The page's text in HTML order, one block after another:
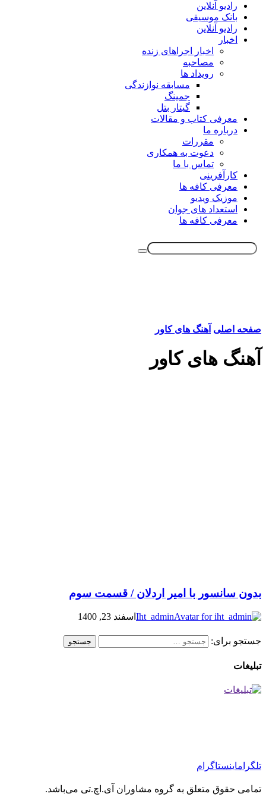
رادیو آنلاین
بانک موسیقی
رادیو آنلاین
اخبار
اخبار اجراهای زنده
مصاحبه
رویداد ها
مسابقه نوازندگی
جمینگ
گیتار بتل
معرفی کتاب و مقالات
درباره ما
مقررات
دعوت به همکاری
تماس با ما
کارآفرینی
معرفی کافه ها
موزیک ویدیو
استعداد های جوان
معرفی کافه ها
صفحه اصلی آهنگ های کاور
آهنگ های کاور
بدون سانسور با امیر اردلان / قسمت سوم
Iht_admin اسفند 23, 1400
جستجو برای:
تبلیغات
تلگراماینستاگرام
تمامی حقوق متعلق به گروه مشاوران آی.اچ.تی می‌باشد.